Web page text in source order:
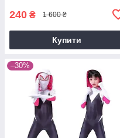
240 ₴ 1 600 ₴
Купити
–30%